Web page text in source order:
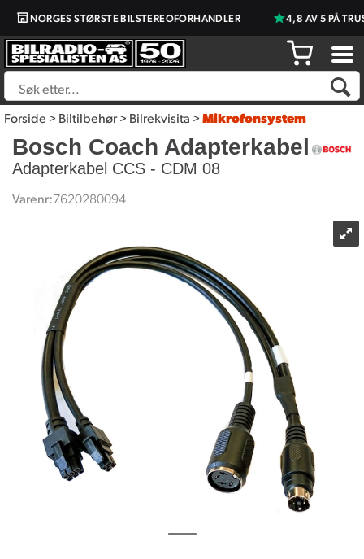
NORGES STØRSTE BILSTEREOFORHANDLER 4,8 AV 5 PÅ
Forside>Biltilbehør>Bilrekvisita>Mikrofonsystem
Bosch Coach Adapterkabel
Adapterkabel CCS - CDM 08
Varenr:7620280094